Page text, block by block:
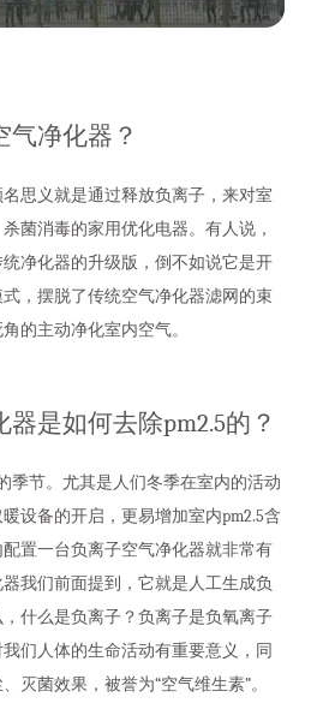
气净化器？
思义就是通过释放负离子，来对室
菌消毒的家用优化电器。有人说，
净化器的升级版，倒不如说它是开
，摆脱了传统空气净化器滤网的束
的主动净化室内空气。
是如何去除pm2.5的？
季节。尤其是人们冬季在室内的活动
设备的开启，更易增加室内pm2.5含
置一台负离子空气净化器就非常有
我们前面提到，它就是人工生成负
什么是负离子？负离子是负氧离子
们人体的生命活动有重要意义，同
灭菌效果，被誉为“空气维生素”。